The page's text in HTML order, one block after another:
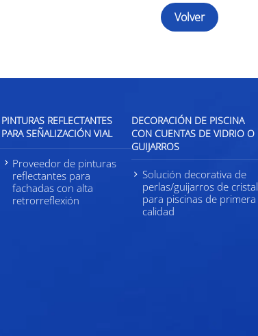
Volver
PINTURAS REFLECTANTES
PARA SEÑALIZACIÓN VIAL
Proveedor de pinturas
reflectantes para
fachadas con alta
retrorreflexión
DECORACIÓN DE PISCINA
CON CUENTAS DE VIDRIO O
GUIJARROS
Solución decorativa de
perlas/guijarros de cristal
para piscinas de primera
calidad